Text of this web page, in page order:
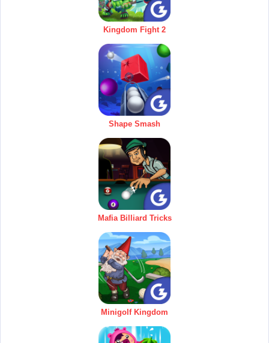
Kingdom Fight 2
Shape Smash
Mafia Billiard Tricks
Minigolf Kingdom